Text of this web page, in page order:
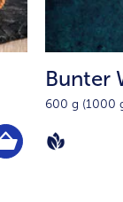
Bunter
600 g (1000